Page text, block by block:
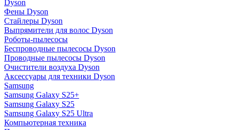
Dyson
Фены Dyson
Стайлеры Dyson
Выпрямители для волос Dyson
Роботы-пылесосы
Беспроводные пылесосы Dyson
Проводные пылесосы Dyson
Очистители воздуха Dyson
Аксессуары для техники Dyson
Samsung
Samsung Galaxy S25+
Samsung Galaxy S25
Samsung Galaxy S25 Ultra
Компьютерная техника